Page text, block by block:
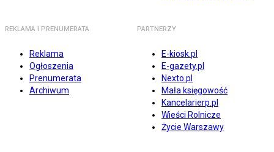
REKLAMA I PRENUMERATA
Reklama
Ogłoszenia
Prenumerata
Archiwum
PARTNERZY
E-kiosk.pl
E-gazety.pl
Nexto.pl
Mała księgowość
Kancelarierp.pl
Wieści Rolnicze
Życie Warszawy